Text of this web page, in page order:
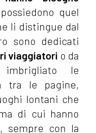
quel
li distingue dal
sono dedicati
viaggiatori o da
le
tra le pagine,
lontani che
di cui hanno
sempre con la